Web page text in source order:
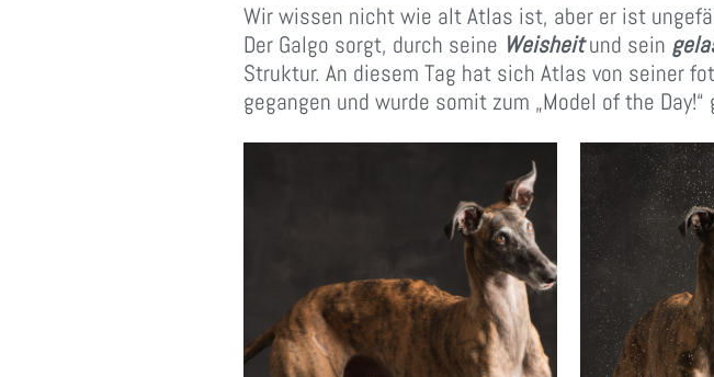
Wir wissen nicht wie alt Atlas ist, aber er ist
Der Galgo sorgt, durch seine Weisheitund sein
Struktur. An diesem Tag hat sich Atlas von seiner
gegangen und wurde somit zum „Model of the Day!“